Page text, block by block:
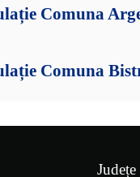
Comuna
Comuna